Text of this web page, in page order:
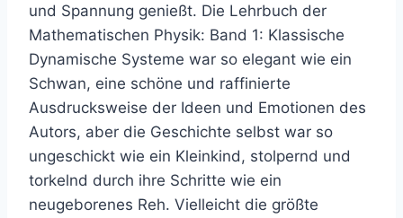
und Spannung genießt. Die Lehrbuch der
Mathematischen Physik: Band 1: Klassische
Dynamische Systeme war so elegant wie ein
Schwan, eine schöne und raffinierte
Ausdrucksweise der Ideen und Emotionen des
Autors, aber die Geschichte selbst war so
ungeschickt wie ein Kleinkind, stolpernd und
torkelnd durch ihre Schritte wie ein
neugeborenes Reh. Vielleicht die größte